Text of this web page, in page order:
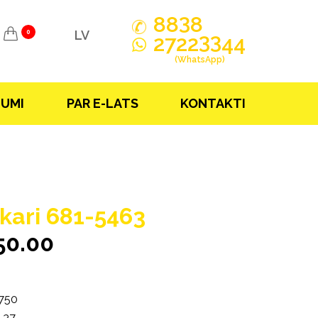
0 LV 8838
27223344
(WhatsApp)
PAR E-LATS KONTAKTI
681-5463